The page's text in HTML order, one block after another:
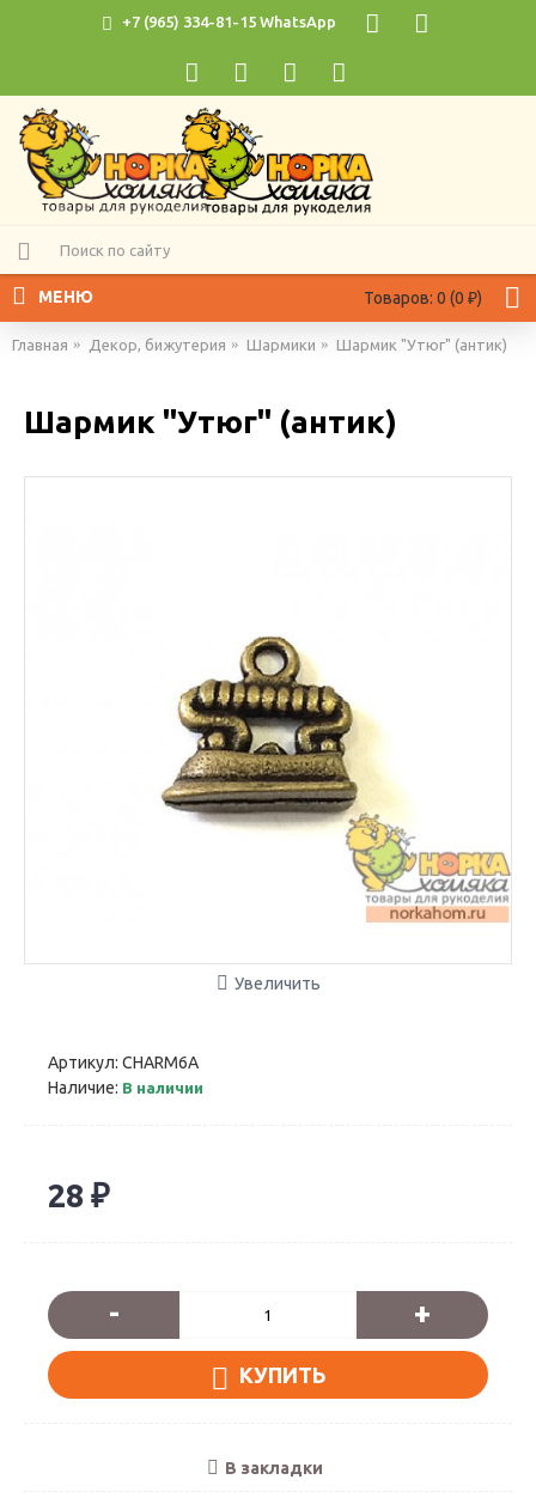
+7 (965) 334-81-15 WhatsApp
Товаров: 0 (0 ₽)
МЕНЮ
Главная Декор, бижутерия Шармики Шармик "Утюг" (антик)
Шармик "Утюг" (антик)
Увеличить
Артикул: CHARM6A
Наличие: В наличии
28 ₽
- +
КУПИТЬ
В закладки